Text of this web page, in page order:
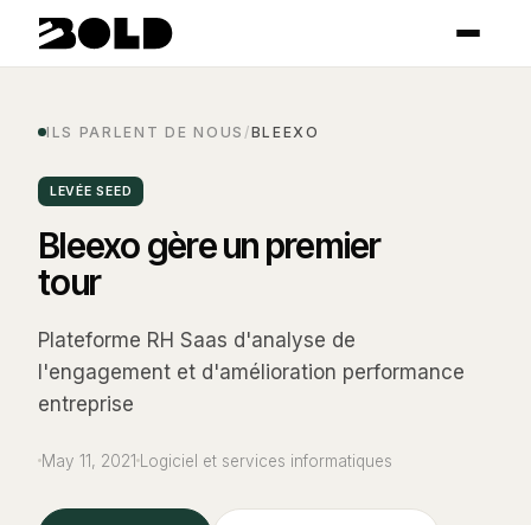
ILS PARLENT DE NOUS /BLEEXO
LEVÉE SEED
Bleexo gère un premier
tour
Plateforme RH Saas d'analyse de
l'engagement et d'amélioration performance
entreprise
May 11, 2021 Logiciel et services informatiques